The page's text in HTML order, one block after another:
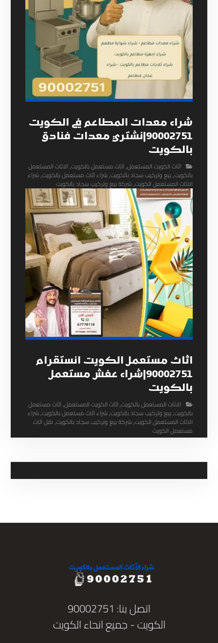
شراء معدات المطاعم في الكويت
90002751|نشتري معدات فنادق
بالكويت
اثاث الكويت المستعمل,اثاث مستعمل بالكويت,الاثاث المستعمل
بالكويت,بيع وتركيب سجاد بالكويت,شراء اثاث مستعمل بالكويت,شراء
الاثاث المستعمل الكويت,شركة بيع وتركيب سجاد بالكويت
اثاث مستعمل الكويت انستقرام
90002751|شراء عفش مستعمل
بالكويت
الاثاث المستعمل بالكويت,اثاث الكويت المستعمل,اثاث مستعمل
بالكويت,بيع وتركيب سجاد بالكويت,شراء اثاث مستعمل بالكويت,شراء
الاثاث المستعمل الكويت,شركة بيع وتركيب سجاد بالكويت,نقل اثاث
مستعمل الكويت
اتصل بنا: 90002751
الكويت - جميع انحاء الكويت